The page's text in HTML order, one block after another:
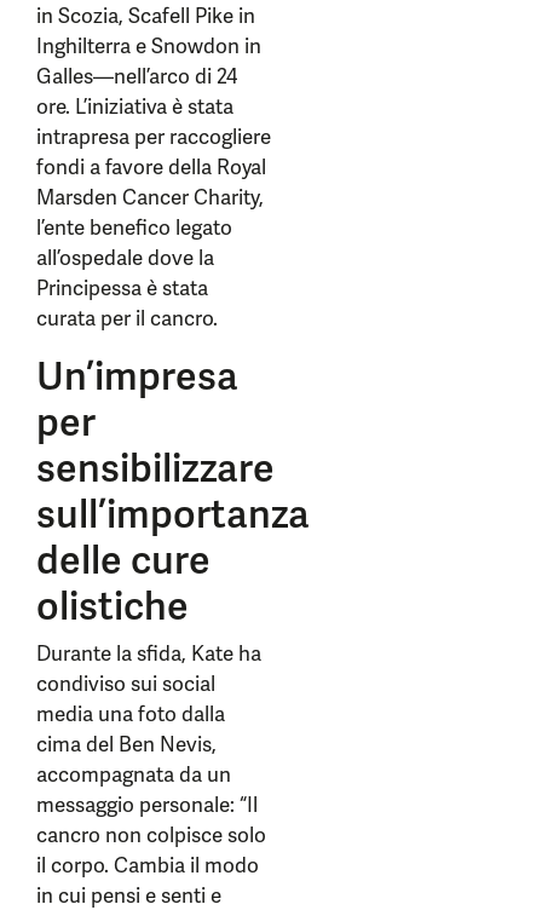
in Scozia, Scafell Pike in
Inghilterra e Snowdon in
Galles—nell’arco di 24
ore. L’iniziativa è stata
intrapresa per raccogliere
fondi a favore della Royal
Marsden Cancer Charity,
l’ente benefico legato
all’ospedale dove la
Principessa è stata
curata per il cancro.
Un’impresa
per
sensibilizzare
sull’importanza
delle cure
olistiche
Durante la sfida, Kate ha
condiviso sui social
media una foto dalla
cima del Ben Nevis,
accompagnata da un
messaggio personale: “Il
cancro non colpisce solo
il corpo. Cambia il modo
in cui pensi e senti e